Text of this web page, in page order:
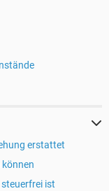
erstattet
können
ist